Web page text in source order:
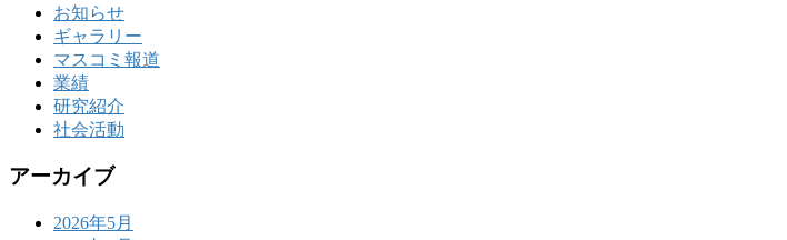
お知らせ
ギャラリー
マスコミ報道
業績
研究紹介
社会活動
アーカイブ
2026年5月